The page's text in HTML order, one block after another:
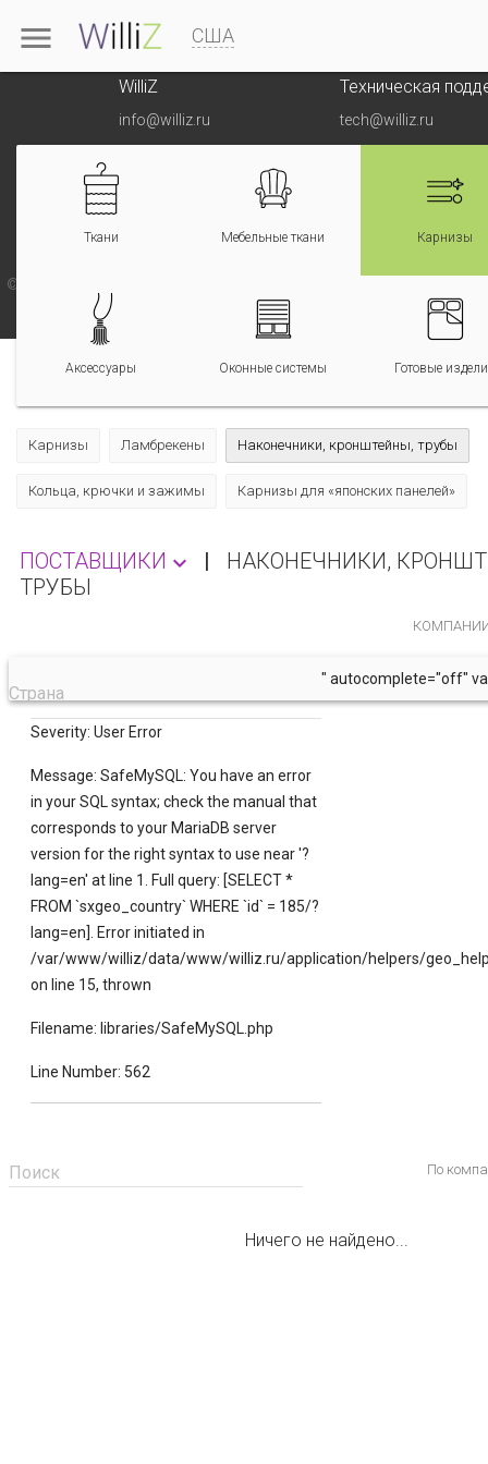
 США
Ткани Мебельные ткани Карнизы
Аксессуары Оконные системы Готовые
Карнизы Ламбрекены Наконечники, кронштейны, трубы
Кольца, крючки и зажимы Карнизы для «японских панелей»
ПОСТАВЩИКИ  | НАКОНЕЧНИКИ,
ТРУБЫ
Severity: User Error
Message: SafeMySQL: You have an error
in your SQL syntax; check the manual that
corresponds to your MariaDB server
version for the right syntax to use near '?
lang=en' at line 1. Full query: [SELECT *
FROM `sxgeo_country` WHERE `id` = 185/?
lang=en]. Error initiated in
/var/www/williz/data/www/williz.ru/application/helpers/
on line 15, thrown
Filename: libraries/SafeMySQL.php
Line Number: 562
" autocomplete="off"
Страна
Поиск По
Ничего не найдено...
WilliZ
info@williz.ru
Техническая
tech@williz.ru
Регистрируясь и размещая информацию на сайте, вы
© 2014-2022 Использование материалов сайта возможно
ООО "Виллиз"